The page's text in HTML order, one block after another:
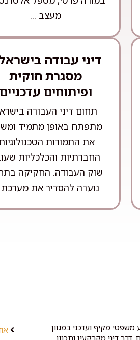
מעצב ...
דיני עבודה
מסגרת חוקית
ופיתוחים עדכניים
תחום דיני העבודה
מתפתח באופן מתמיד
את התמורות
החברתיות והכלכליות
שוק העבודה. החקיקה
נועדה להסדיר את מערכת
מקיף ועדכני במגוון
דיני מקרקעין ותכנון